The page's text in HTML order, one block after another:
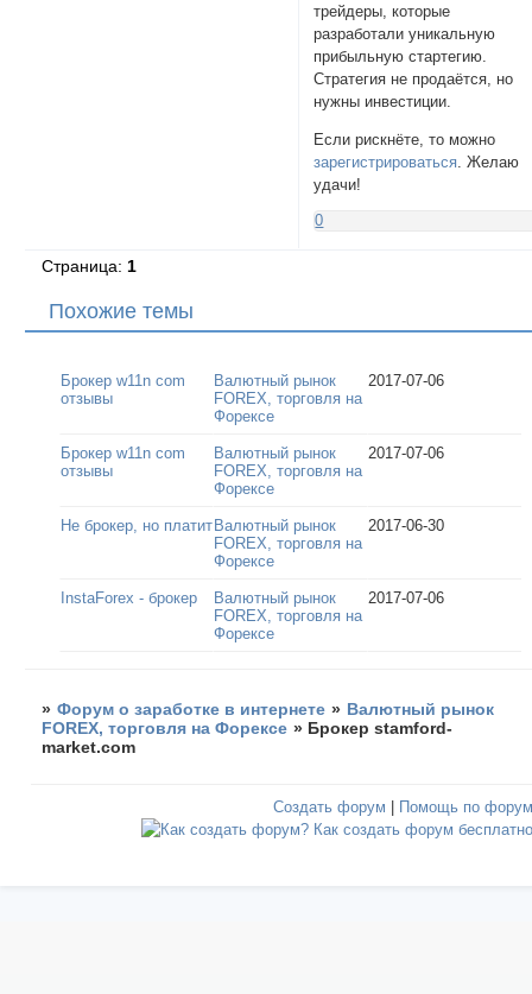
трейдеры, которые
разработали уникальную
прибыльную стартегию.
Стратегия не продаётся, но
нужны инвестиции.
Если рискнёте, то можно
зарегистрироваться. Желаю
удачи!
0
Страница:1
Похожие темы
Брокер w11n com
отзывы
Валютный рынок
FOREX, торговля на
Форексе
2017-07-06
Брокер w11n com
отзывы
Валютный рынок
FOREX, торговля на
Форексе
2017-07-06
Не брокер, но платит Валютный рынок
FOREX, торговля на
Форексе
2017-06-30
InstaForex - брокер
Валютный рынок
FOREX, торговля на
Форексе
2017-07-06
» Форум о заработке в интернете » Валютный рынок
FOREX, торговля на Форексе » Брокер stamford-
market.com
Создать форум Помощь по